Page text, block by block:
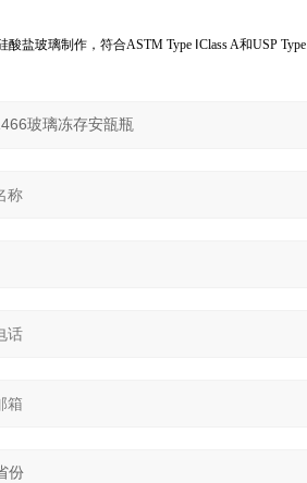
酸盐玻璃制作，符合ASTM Type Class A和USP Type